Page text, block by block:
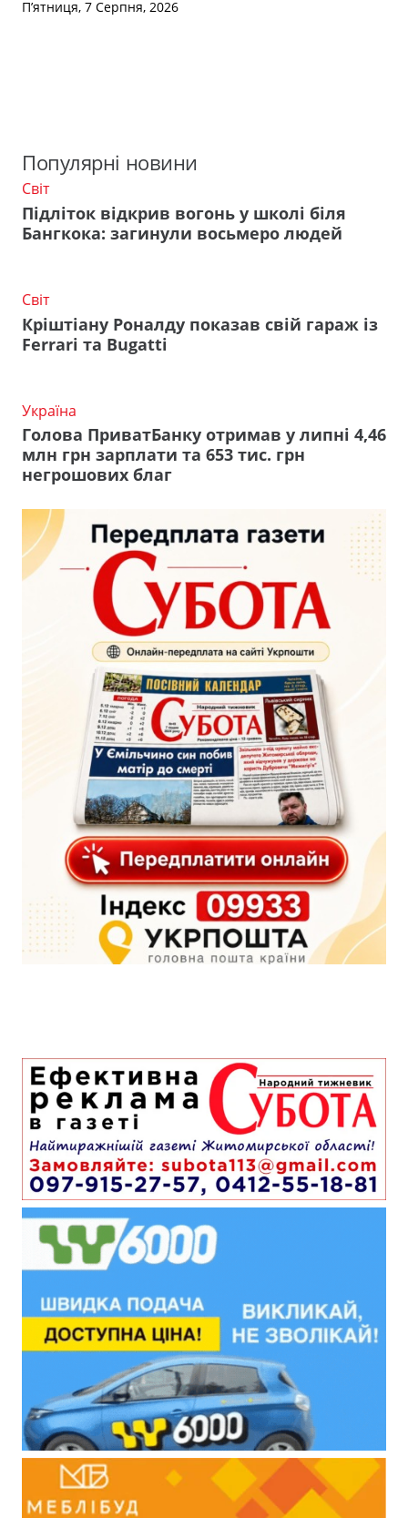
П’ятниця, 7 Серпня, 2026
Популярні новини
Світ
Підліток відкрив вогонь у школі біля
Бангкока: загинули восьмеро людей
Світ
Кріштіану Роналду показав свій гараж із
Ferrari та Bugatti
Україна
Голова ПриватБанку отримав у липні 4,46
млн грн зарплати та 653 тис. грн
негрошових благ